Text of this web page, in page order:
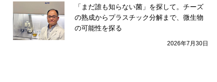
「まだ誰も知らない菌」を探して。チーズ
の熟成からプラスチック分解まで、微生物
の可能性を探る
2026年7月30日